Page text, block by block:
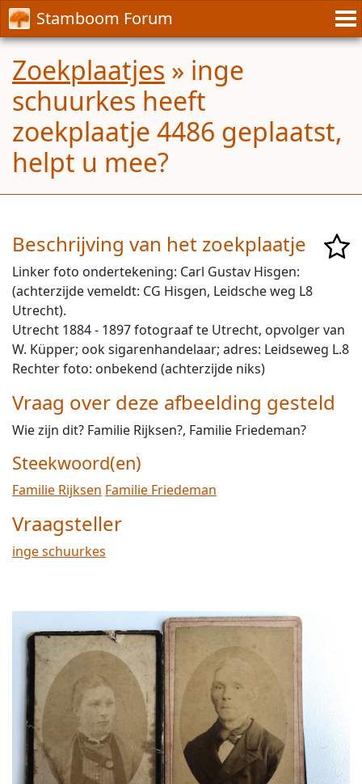
Stamboom Forum
Zoekplaatjes » inge
schuurkes heeft
zoekplaatje 4486 geplaatst,
helpt u mee?
Beschrijving van het zoekplaatje
Linker foto ondertekening: Carl Gustav Hisgen:
(achterzijde vemeldt: CG Hisgen, Leidsche weg L8
Utrecht).
Utrecht 1884 - 1897 fotograaf te Utrecht, opvolger van
W. Küpper; ook sigarenhandelaar; adres: Leidseweg L.8
Rechter foto: onbekend (achterzijde niks)
Vraag over deze afbeelding gesteld
Wie zijn dit? Familie Rijksen?, Familie Friedeman?
Steekwoord(en)
Familie Rijksen Familie Friedeman
Vraagsteller
inge schuurkes